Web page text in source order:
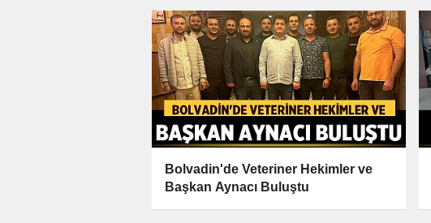
Bolvadin'de Veteriner Hekimler ve
Başkan Aynacı Buluştu